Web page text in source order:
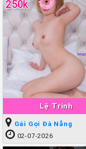
Lệ Trinh
250k
Gái Gọi Đà Nẵng
02-07-2026